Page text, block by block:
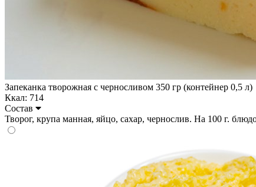
Запеканка творожная с черносливом 350 гр (контейнер 0,5 л)
Ккал: 714
Состав
Творог, крупа манная, яйцо, сахар, чернослив. На 100 г.